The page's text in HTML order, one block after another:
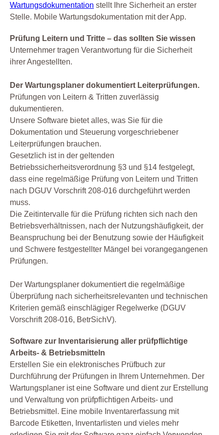
Wartungsdokumentation stellt Ihre Sicherheit an erster
Stelle. Mobile Wartungsdokumentation mit der App.
Prüfung Leitern und Tritte – das sollten Sie wissen
Unternehmer tragen Verantwortung für die Sicherheit
ihrer Angestellten.
Der Wartungsplaner dokumentiert Leiterprüfungen.
Prüfungen von Leitern & Tritten zuverlässig
dukumentieren.
Unsere Software bietet alles, was Sie für die
Dokumentation und Steuerung vorgeschriebener
Leiterprüfungen brauchen.
Gesetzlich ist in der geltenden
Betriebssicherheitsverordnung §3 und §14 festgelegt,
dass eine regelmäßige Prüfung von Leitern und Tritten
nach DGUV Vorschrift 208-016 durchgeführt werden
muss.
Die Zeitintervalle für die Prüfung richten sich nach den
Betriebsverhältnissen, nach der Nutzungshäufigkeit, der
Beanspruchung bei der Benutzung sowie der Häufigkeit
und Schwere festgestellter Mängel bei vorangegangenen
Prüfungen.
Der Wartungsplaner dokumentiert die regelmäßige
Überprüfung nach sicherheitsrelevanten und technischen
Kriterien gemäß einschlägiger Regelwerke (DGUV
Vorschrift 208-016, BetrSichV).
Software zur Inventarisierung aller prüfpflichtige
Arbeits- & Betriebsmitteln
Erstellen Sie ein elektronisches Prüfbuch zur
Durchführung der Prüfungen in Ihrem Unternehmen. Der
Wartungsplaner ist eine Software und dient zur Erstellung
und Verwaltung von prüfpflichtigen Arbeits- und
Betriebsmittel. Eine mobile Inventarerfassung mit
Barcode Etiketten, Inventarlisten und vieles mehr